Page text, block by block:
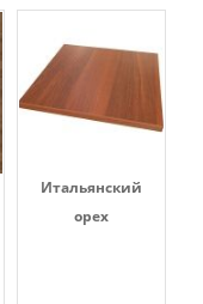
Итальянский
орех